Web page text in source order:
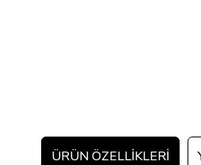
ÜRÜN ÖZELLIKLERI